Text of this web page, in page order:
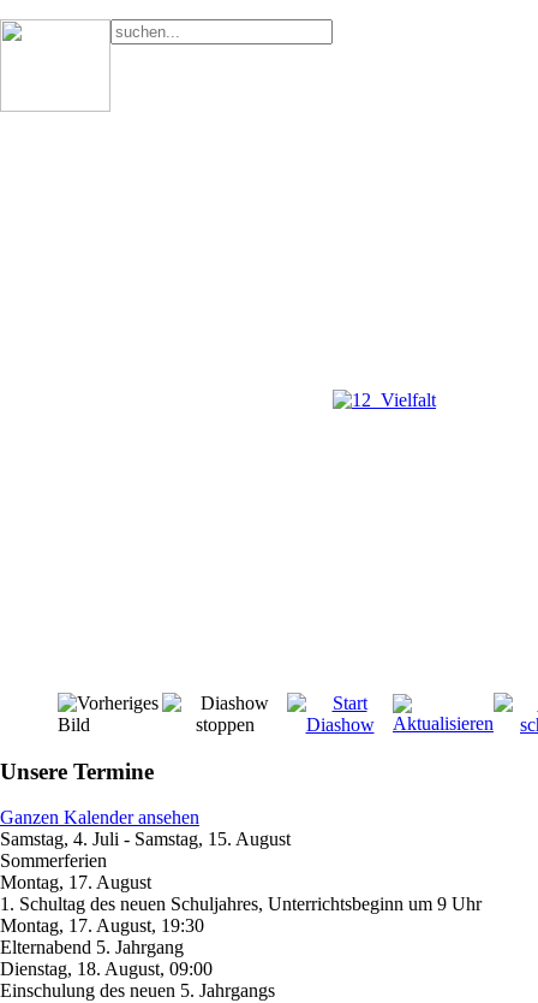
Unsere Termine
Ganzen Kalender ansehen
Samstag, 4. Juli - Samstag, 15. August
Sommerferien
Montag, 17. August
1. Schultag des neuen Schuljahres, Unterrichtsbeginn um 9 Uhr
Montag, 17. August, 19:30
Elternabend 5. Jahrgang
Dienstag, 18. August, 09:00
Einschulung des neuen 5. Jahrgangs